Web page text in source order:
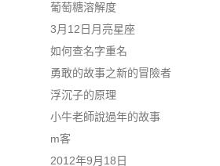
葡萄糖溶解度
3月12日月亮星座
如何查名字重名
勇敢的故事之新的冒險者
浮沉子的原理
小牛老師說過年的故事
m客
2012年9月18日